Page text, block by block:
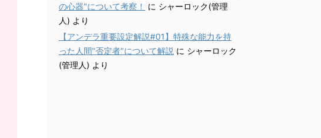
の心器"について考察！
に シャーロック(管理
人) より
【アンデラ重要設定解説#01】特殊な能力を持
った人間"否定者"について解説 に シャーロック
(管理人) より